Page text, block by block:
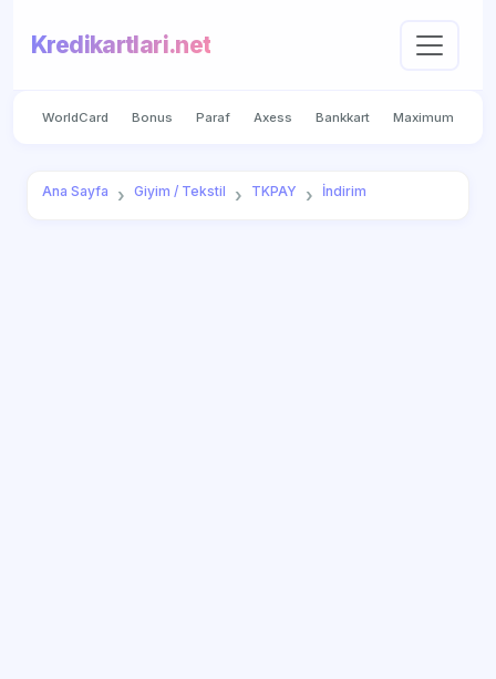
Kredikartlari.net
WorldCard Bonus Paraf Axess Bankkart Maximum
Ana Sayfa Giyim / Tekstil TKPAY İndirim